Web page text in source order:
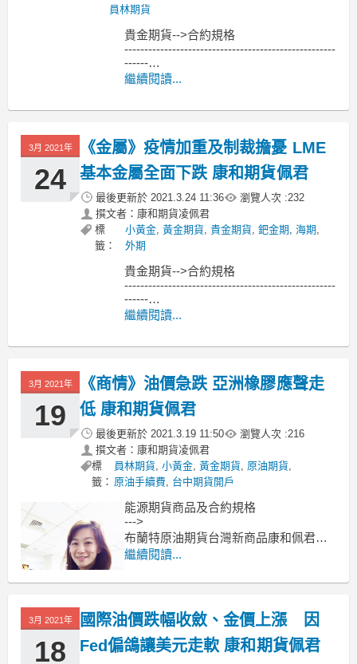
員林期貨
貴金期貨-->合約規格
-----------------------------------------------------
------
MoneyDJ新聞 2021-03-30 07:23:42 記者
紐約商品期貨交易所（COMEX）6月黃
繼續閱讀...
3月 2021年
24
《金屬》疫情加重及制裁擔憂 LME
基本金屬全面下跌 康和期貨佩君
最後更新於 2021.3.24 11:36 瀏覽人次 :232
撰文者：康和期貨凌佩君
標
籤：
小黃金,黃金期貨,貴金期貨,鈀金期,海期,
外期
貴金期貨-->合約規格
-----------------------------------------------------
------
MoneyDJ新聞 2021-03-24 07:31:15 記者
倫敦金屬交易所（LME）3個月基本金屬
繼續閱讀...
3月 2021年
19
《商情》油價急跌 亞洲橡膠應聲走
低 康和期貨佩君
最後更新於 2021.3.19 11:50 瀏覽人次 :216
撰文者：康和期貨凌佩君
標
籤：
員林期貨,小黃金,黃金期貨, 原油期貨,
原油手續費, 台中期貨開戶
能源期貨商品及合約規格
--->
布蘭特原油期貨台灣新商品康和佩君介
紹
原油期貨、輕原油CL、小輕原油QM保
交易時間??
繼續閱讀...
3月 2021年
18
國際油價跌幅收斂、金價上漲 因
Fed偏鴿讓美元走軟 康和期貨佩君